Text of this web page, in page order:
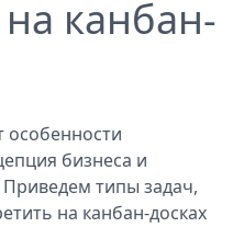
канбан-
особенности
бизнеса и
Приведем типы задач,
на канбан-досках